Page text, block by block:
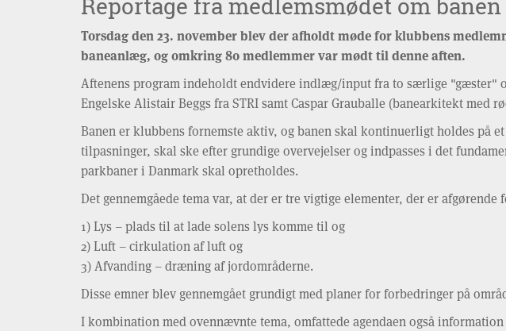
Reportage fra medlemsmødet om
Torsdag den 23. november blev der afholdt møde for klubbens
baneanlæg, og omkring 80 medlemmer var mødt til denne aften.
Aftenens program indeholdt endvidere indlæg/input fra to særlige "gæster"
Engelske Alistair Beggs fra STRI samt Caspar Grauballe (banearkitekt
Banen er klubbens fornemste aktiv, og banen skal kontinuerligt holdes på
tilpasninger, skal ske efter grundige overvejelser og indpasses i det
parkbaner i Danmark skal opretholdes.
Det gennemgåede tema var, at der er tre vigtige elementer, der er
1) Lys – plads til at lade solens lys komme til og
2) Luft – cirkulation af luft og
3) Afvanding – dræning af jordområderne.
Disse emner blev gennemgået grundigt med planer for forbedringer på
I kombination med ovennævnte tema, omfattede agendaen også